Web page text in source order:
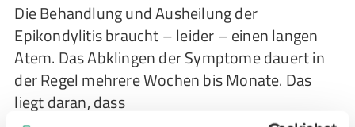
Die Behandlung und Ausheilung der
Epikondylitis braucht – leider – einen langen
Atem. Das Abklingen der Symptome dauert in
der Regel mehrere Wochen bis Monate. Das
liegt daran, dass